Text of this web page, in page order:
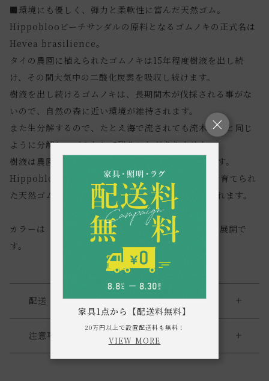
■環境にも優しく、弾力と柔軟性に富んだ天然ゴム。
Hippoblooビーチサンダルの原料となるゴムノキの正式名は
Hevea brasilience。
タイの農園に植えられたゴムノキは15年程度樹液を出し続
け、その間大気中の二酸化炭素を吸収し続けます。
樹液を出し続けるゴムノキは、長期間木が伐採される事がな
いので、自然の森に近い環境が維持されます。
また生分解するので、たとえ海で流されても流木などと同じ
ように分解し、ゴミとして残ることがありません。
樹液は農園で集められ、天日干しされて出荷されます。
Hippoblooのビーチサンダルはタイの美しい農園で育てられ
た天然ゴムを、ふかふかの気泡ゴムに加工して作られます。
カラーは「Jangle」「Orchid」「Indigo」の3色展開で
す。
配送・返品
送料について
注意事項
・同サイズでも±0.5cm前後でソール全長にバラツキがある
家具1点から【配送料無料】
20万円以上で設置配送料も無料！
VIEW MORE